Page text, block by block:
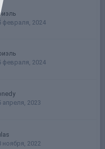
февраля, 2024
февраля, 2024
апреля, 2023
ноября, 2022